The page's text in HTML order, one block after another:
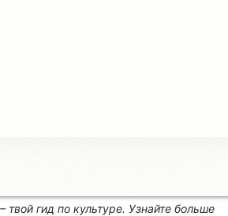
твой гид по культуре. Узнайте больше